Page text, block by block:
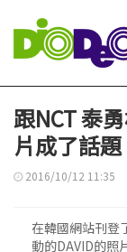
跟NCT 泰
片成了話題
2016/10/12 11:35
在韓國網站刊
動的DAVID的